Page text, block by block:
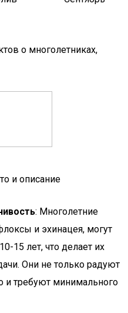
о многолетниках,
и описание
: Многолетние
и эхинацея, могут
15 лет, что делает их
Они не только радуют
и требуют минимального